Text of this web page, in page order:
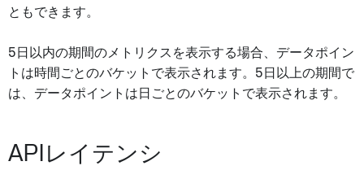
ともできます。
5日以内の期間のメトリクスを表示する場合、データポイン
トは時間ごとのバケットで表示されます。5日以上の期間で
は、データポイントは日ごとのバケットで表示されます。
APIレイテンシ